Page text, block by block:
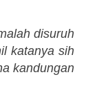
disuruh
katanya sih
kandungan